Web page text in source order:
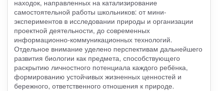
находок, направленных на катализирование
самостоятельной работы школьников: от мини-
экспериментов в исследовании природы и организации
проектной деятельности, до современных
информационно-коммуникационных технологий.
Отдельное внимание уделено перспективам дальнейшего
развития биологии как предмета, способствующего
раскрытию личностного потенциала каждого ребёнка,
формированию устойчивых жизненных ценностей и
бережного, ответственного отношения к природе.